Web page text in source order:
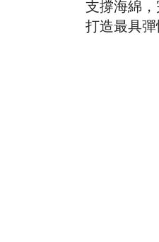
支撐海綿
打造最具彈